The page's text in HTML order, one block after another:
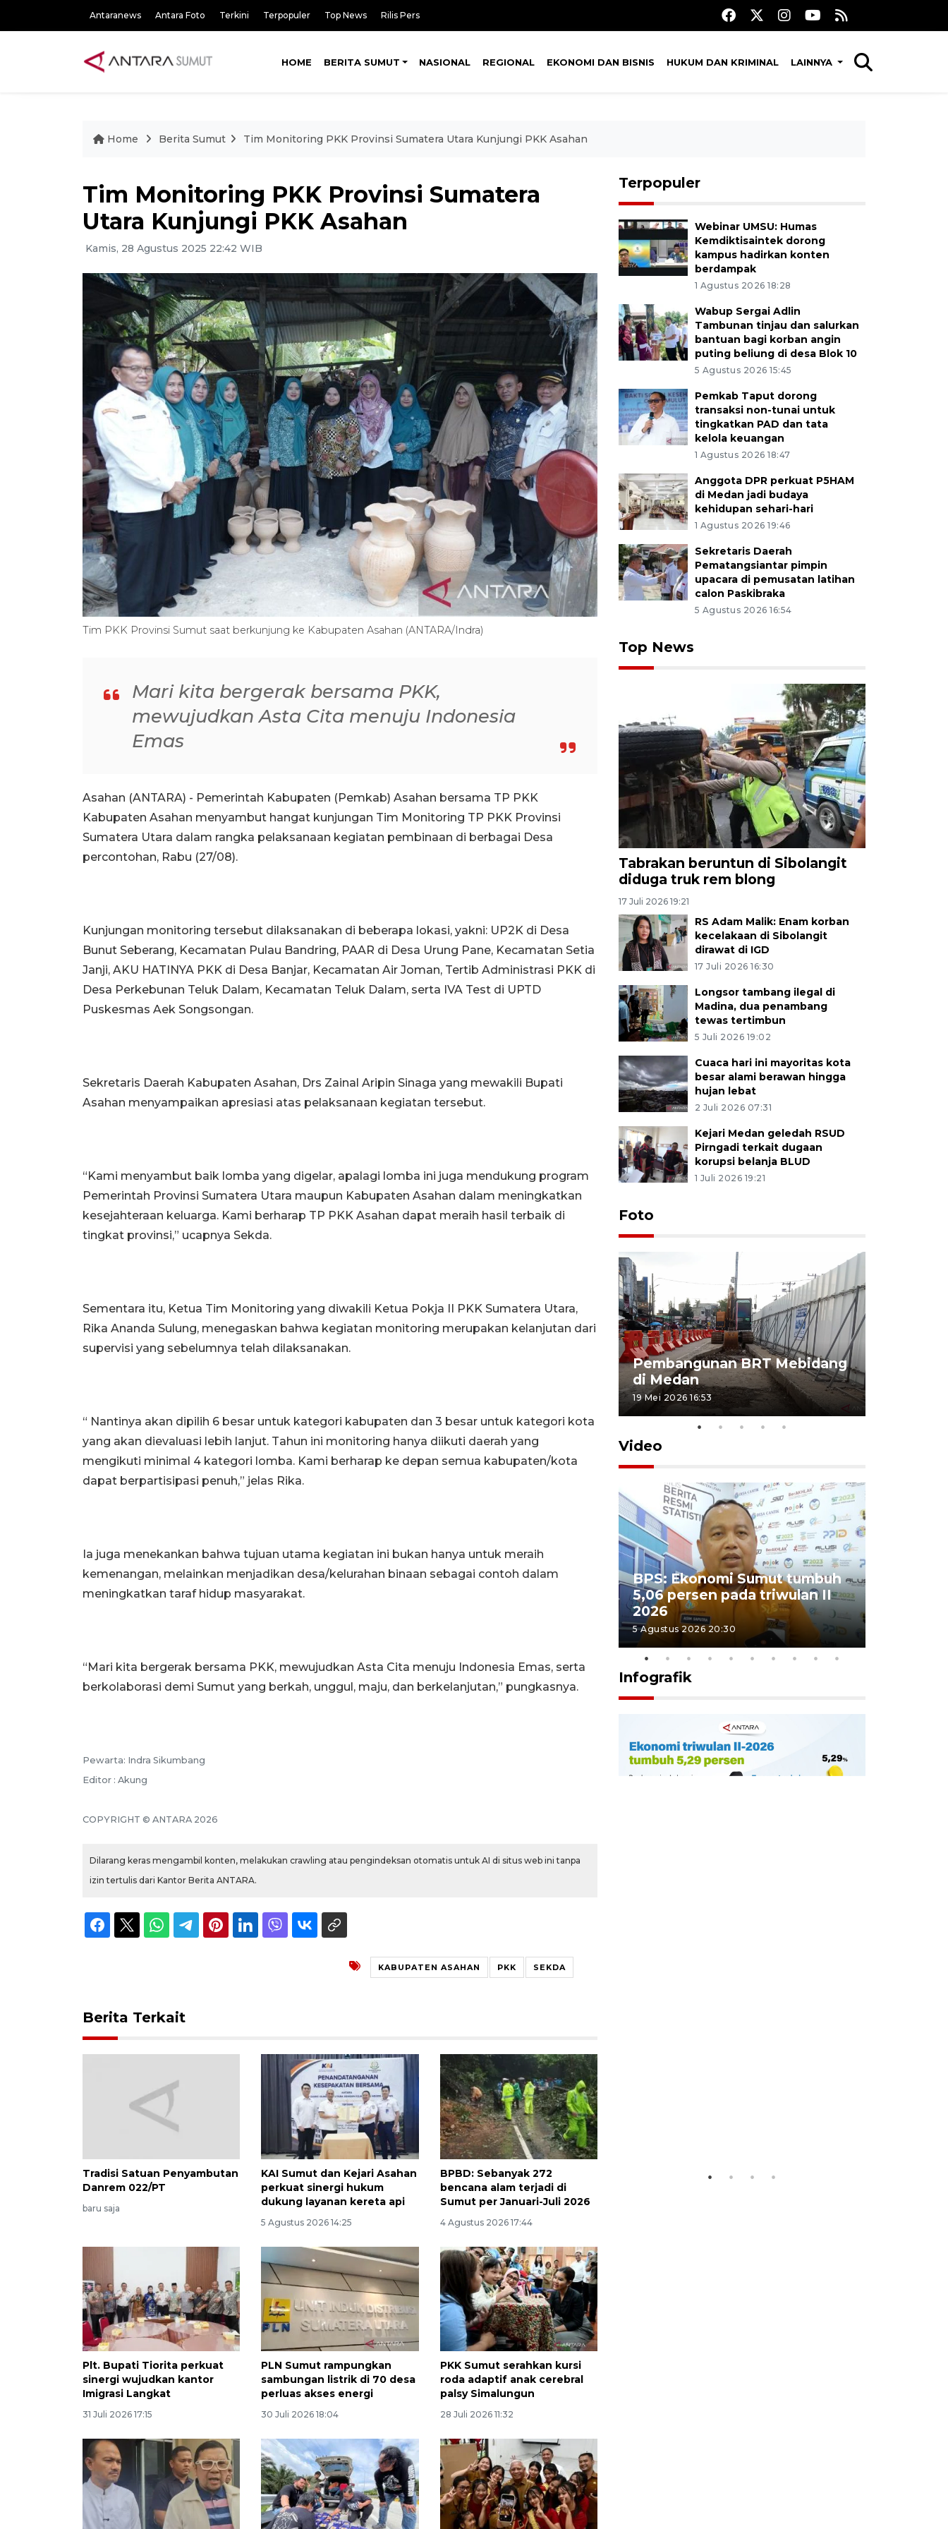
Antaranews Antara Foto Terkini Terpopuler Top News Rilis Pers
HOME BERITA SUMUT NASIONAL REGIONAL EKONOMI DAN BISNIS HUKUM DAN KRIMINAL LAINNYA
Home Berita Sumut Tim Monitoring PKK Provinsi Sumatera Utara Kunjungi PKK Asahan
Tim Monitoring PKK Provinsi Sumatera
Utara Kunjungi PKK Asahan
Kamis, 28 Agustus 2025 22:42 WIB
Tim PKK Provinsi Sumut saat berkunjung ke Kabupaten Asahan (ANTARA/Indra)
Mari kita bergerak bersama PKK,
mewujudkan Asta Cita menuju Indonesia
Emas
Asahan (ANTARA) - Pemerintah Kabupaten (Pemkab) Asahan bersama TP PKK
Kabupaten Asahan menyambut hangat kunjungan Tim Monitoring TP PKK Provinsi
Sumatera Utara dalam rangka pelaksanaan kegiatan pembinaan di berbagai Desa
percontohan, Rabu (27/08).
Kunjungan monitoring tersebut dilaksanakan di beberapa lokasi, yakni: UP2K di Desa
Bunut Seberang, Kecamatan Pulau Bandring, PAAR di Desa Urung Pane, Kecamatan Setia
Janji, AKU HATINYA PKK di Desa Banjar, Kecamatan Air Joman, Tertib Administrasi PKK di
Desa Perkebunan Teluk Dalam, Kecamatan Teluk Dalam, serta IVA Test di UPTD
Puskesmas Aek Songsongan.
Sekretaris Daerah Kabupaten Asahan, Drs Zainal Aripin Sinaga yang mewakili Bupati
Asahan menyampaikan apresiasi atas pelaksanaan kegiatan tersebut.
“Kami menyambut baik lomba yang digelar, apalagi lomba ini juga mendukung program
Pemerintah Provinsi Sumatera Utara maupun Kabupaten Asahan dalam meningkatkan
kesejahteraan keluarga. Kami berharap TP PKK Asahan dapat meraih hasil terbaik di
tingkat provinsi,” ucapnya Sekda.
Sementara itu, Ketua Tim Monitoring yang diwakili Ketua Pokja II PKK Sumatera Utara,
Rika Ananda Sulung, menegaskan bahwa kegiatan monitoring merupakan kelanjutan dari
supervisi yang sebelumnya telah dilaksanakan.
“ Nantinya akan dipilih 6 besar untuk kategori kabupaten dan 3 besar untuk kategori kota
yang akan dievaluasi lebih lanjut. Tahun ini monitoring hanya diikuti daerah yang
mengikuti minimal 4 kategori lomba. Kami berharap ke depan semua kabupaten/kota
dapat berpartisipasi penuh,” jelas Rika.
Ia juga menekankan bahwa tujuan utama kegiatan ini bukan hanya untuk meraih
kemenangan, melainkan menjadikan desa/kelurahan binaan sebagai contoh dalam
meningkatkan taraf hidup masyarakat.
“Mari kita bergerak bersama PKK, mewujudkan Asta Cita menuju Indonesia Emas, serta
berkolaborasi demi Sumut yang berkah, unggul, maju, dan berkelanjutan,” pungkasnya.
Pewarta: Indra Sikumbang
Editor : Akung
COPYRIGHT © ANTARA 2026
Dilarang keras mengambil konten, melakukan crawling atau pengindeksan otomatis untuk AI di situs web ini tanpa
izin tertulis dari Kantor Berita ANTARA.
KABUPATEN ASAHAN PKK SEKDA
Berita Terkait
Tradisi Satuan Penyambutan
Danrem 022/PT
baru saja
KAI Sumut dan Kejari Asahan
perkuat sinergi hukum
dukung layanan kereta api
5 Agustus 2026 14:25
BPBD: Sebanyak 272
bencana alam terjadi di
Sumut per Januari-Juli 2026
4 Agustus 2026 17:44
Plt. Bupati Tiorita perkuat
sinergi wujudkan kantor
Imigrasi Langkat
31 Juli 2026 17:15
PLN Sumut rampungkan
sambungan listrik di 70 desa
perluas akses energi
30 Juli 2026 18:04
PKK Sumut serahkan kursi
roda adaptif anak cerebral
palsy Simalungun
28 Juli 2026 11:32
Terpopuler
Webinar UMSU: Humas
Kemdiktisaintek dorong
kampus hadirkan konten
berdampak
1 Agustus 2026 18:28
Wabup Sergai Adlin
Tambunan tinjau dan salurkan
bantuan bagi korban angin
puting beliung di desa Blok 10
5 Agustus 2026 15:45
Pemkab Taput dorong
transaksi non-tunai untuk
tingkatkan PAD dan tata
kelola keuangan
1 Agustus 2026 18:47
Anggota DPR perkuat P5HAM
di Medan jadi budaya
kehidupan sehari-hari
1 Agustus 2026 19:46
Sekretaris Daerah
Pematangsiantar pimpin
upacara di pemusatan latihan
calon Paskibraka
5 Agustus 2026 16:54
Top News
Tabrakan beruntun di Sibolangit
diduga truk rem blong
17 Juli 2026 19:21
RS Adam Malik: Enam korban
kecelakaan di Sibolangit
dirawat di IGD
17 Juli 2026 16:30
Longsor tambang ilegal di
Madina, dua penambang
tewas tertimbun
5 Juli 2026 19:02
Cuaca hari ini mayoritas kota
besar alami berawan hingga
hujan lebat
2 Juli 2026 07:31
Kejari Medan geledah RSUD
Pirngadi terkait dugaan
korupsi belanja BLUD
1 Juli 2026 19:21
Foto
Pembangunan BRT Mebidang
di Medan
19 Mei 2026 16:53
Video
IDAI perkuat kompetensi
BPS: Ekonomi Sumut tumbuh
5,06 persen pada triwulan II
2026
5 Agustus 2026 20:30
Infografik
Memberantas kejahatan
jalanan Jakarta
2026-08-05 18:00:00